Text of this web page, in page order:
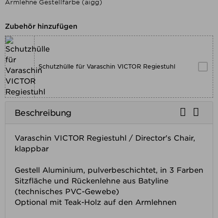
Armlehne Gestellfarbe (aigg)
Zubehör hinzufügen
Schutzhülle für Varaschin VICTOR Regiestuhl
Beschreibung  
Varaschin VICTOR Regiestuhl / Director's Chair,
klappbar
Gestell Aluminium, pulverbeschichtet, in 3 Farben
Sitzfläche und Rückenlehne aus Batyline
(technisches PVC-Gewebe)
Optional mit Teak-Holz auf den Armlehnen